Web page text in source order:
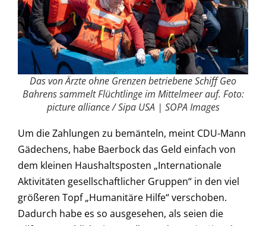
Das von Ärzte ohne Grenzen betriebene Schiff Geo
Bahrens sammelt Flüchtlinge im Mittelmeer auf. Foto:
picture alliance / Sipa USA | SOPA Images
Um die Zahlungen zu bemänteln, meint CDU-Mann
Gädechens, habe Baerbock das Geld einfach von
dem kleinen Haushaltsposten „Internationale
Aktivitäten gesellschaftlicher Gruppen“ in den viel
größeren Topf „Humanitäre Hilfe“ verschoben.
Dadurch habe es so ausgesehen, als seien die